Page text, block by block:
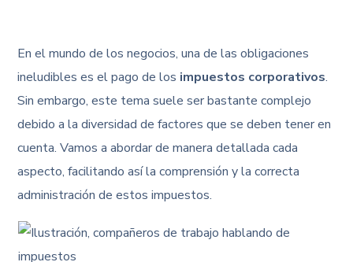
En el mundo de los negocios, una de las obligaciones
ineludibles es el pago de los impuestos corporativos.
Sin embargo, este tema suele ser bastante complejo
debido a la diversidad de factores que se deben tener en
cuenta. Vamos a abordar de manera detallada cada
aspecto, facilitando así la comprensión y la correcta
administración de estos impuestos.